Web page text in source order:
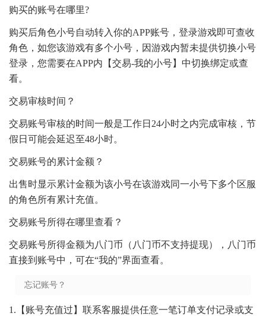
购买的账号在哪里?
购买后角色小号自动转入你的APP账号，登录游戏即可查收
角色，如您该游戏有多个小号，因游戏内暂未提供切换小号
登录，您需要在APP内【交易-我的小号】中切换绑定或查
看。
交易审核时间？
交易账号审核的时间一般是工作日24小时之内完成审核，节
假日可能会延迟至48小时。
交易账号的累计金额？
出售时显示累计金额为该小号在该游戏同一小号下多个区服
的角色所有累计充值。
交易账号所得在哪里查看？
交易账号所得金额为八门币（八门币不支持提现），八门币
直接到账号中，可在“我的”界面查看。
忘记账号？
1.【账号充值过】联系客服提供任意一笔订单支付记录或支